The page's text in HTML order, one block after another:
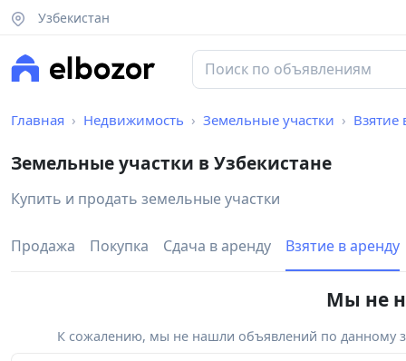
Узбекистан
Главная Недвижимость Земельные участки Взятие
Земельные участки в Узбекистане
Купить и продать земельные участки
Продажа Покупка Сдача в аренду Взятие в аренду
Мы не
К сожалению, мы не нашли объявлений по данному